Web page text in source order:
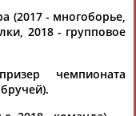
Ростом
АБАШИДЗЕ
(2017 - многоборье,
2018 - групповое
чемпионата